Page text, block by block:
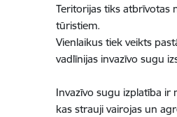
Teritorijas tiks atbrīvotas
tūristiem.
Vienlaikus tiek veikts
vadlīnijas invazīvo sugu
Invazīvo sugu izplatība ir
kas strauji vairojas un